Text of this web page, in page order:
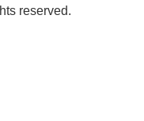
reserved.